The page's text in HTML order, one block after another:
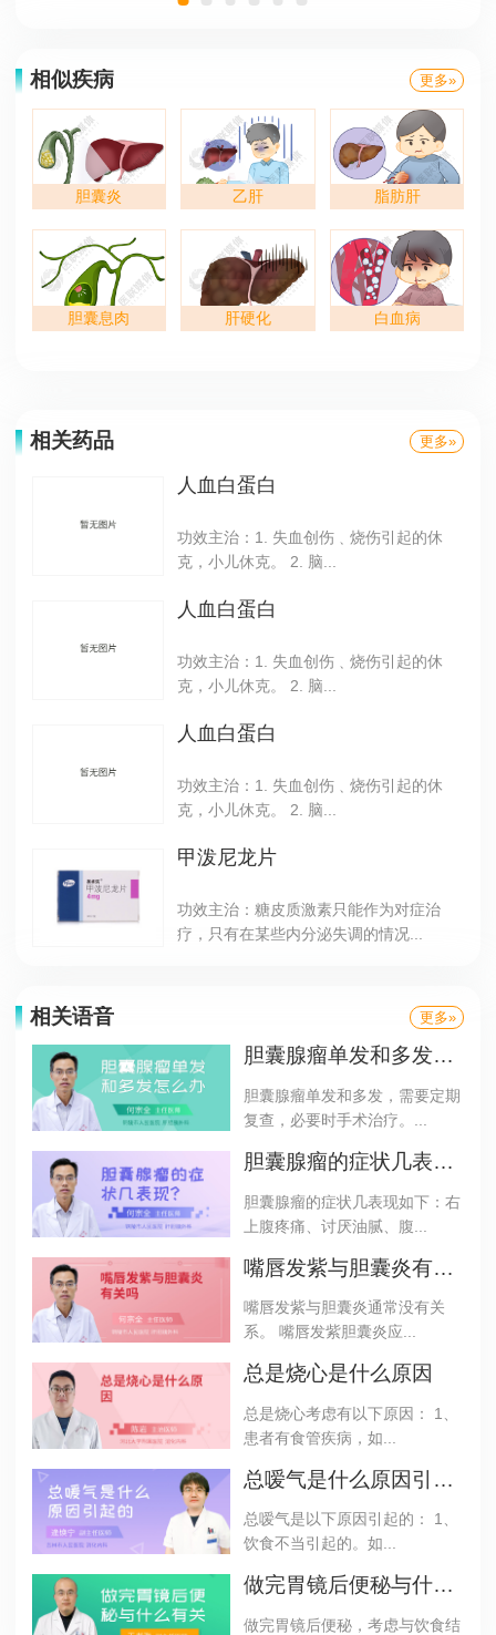
相似疾病 更多»
胆囊炎 乙肝 脂肪肝
胆囊息肉 肝硬化 白血病
相关药品 更多»
人血白蛋白
功效主治：1. 失血创伤﹑烧伤引起的休
克，小儿休克。 2. 脑...
人血白蛋白
功效主治：1. 失血创伤﹑烧伤引起的休
克，小儿休克。 2. 脑...
人血白蛋白
功效主治：1. 失血创伤﹑烧伤引起的休
克，小儿休克。 2. 脑...
甲泼尼龙片
功效主治：糖皮质激素只能作为对症治
疗，只有在某些内分泌失调的情况...
相关语音 更多»
胆囊腺瘤单发和多发怎么办
胆囊腺瘤单发和多发，需要定期
复查，必要时手术治疗。...
胆囊腺瘤的症状几表现?
胆囊腺瘤的症状几表现如下：右
上腹疼痛、讨厌油腻、腹...
嘴唇发紫与胆囊炎有关吗
嘴唇发紫与胆囊炎通常没有关
系。 嘴唇发紫胆囊炎应...
总是烧心是什么原因
总是烧心考虑有以下原因： 1、
患者有食管疾病，如...
总嗳气是什么原因引起的
总嗳气是以下原因引起的： 1、
饮食不当引起的。如...
做完胃镜后便秘与什么有关
做完胃镜后便秘，考虑与饮食结